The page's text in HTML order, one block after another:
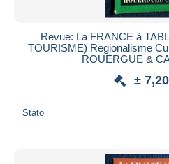
Revue: La FRANCE à
TOURISME) Regionalisme
ROUERGUE &
±
Stato